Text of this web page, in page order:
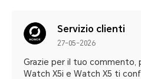
Servizio clienti
27-05-2026
Grazie per il tuo commento,
Watch X5i e Watch X5 ti